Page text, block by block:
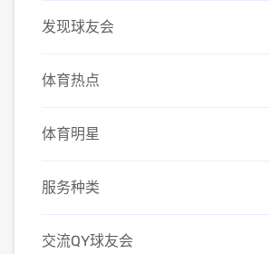
发现球友会
体育热点
体育明星
服务种类
交流QY球友会